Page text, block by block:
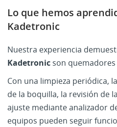
Lo que hemos
Kadetronic
Nuestra experiencia
Kadetronic son
Con una limpieza periódica,
de la boquilla, la revisión de
ajuste mediante analizador
equipos pueden seguir